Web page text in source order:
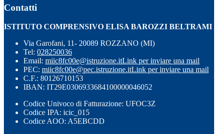
Contatti
ISTITUTO COMPRENSIVO ELISA BAROZZI BELTRAMI
Via Garofani, 11- 20089 ROZZANO (MI)
Tel: 028250036
Email: miic8fc00e@istruzione.itLink per inviare una mail
PEC: miic8fc00e@pec.istruzione.itLink per inviare una mail
C.F.: 80126710153
IBAN: IT29E0306933684100000046052
Codice Univoco di Fatturazione: UFOC3Z
Codice IPA: icic_015
Codice AOO: A5EBCDD